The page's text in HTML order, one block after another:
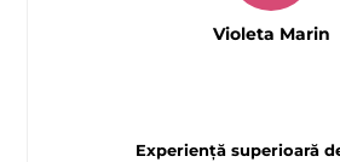
Experiență superioară
Violeta Marin